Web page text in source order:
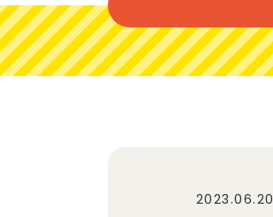
2023.06.20